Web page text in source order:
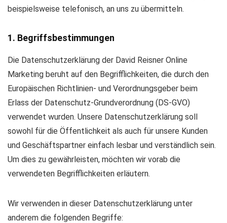
beispielsweise telefonisch, an uns zu übermitteln.
1. Begriffsbestimmungen
Die Datenschutzerklärung der David Reisner Online
Marketing beruht auf den Begrifflichkeiten, die durch den
Europäischen Richtlinien- und Verordnungsgeber beim
Erlass der Datenschutz-Grundverordnung (DS-GVO)
verwendet wurden. Unsere Datenschutzerklärung soll
sowohl für die Öffentlichkeit als auch für unsere Kunden
und Geschäftspartner einfach lesbar und verständlich sein.
Um dies zu gewährleisten, möchten wir vorab die
verwendeten Begrifflichkeiten erläutern.
Wir verwenden in dieser Datenschutzerklärung unter
anderem die folgenden Begriffe: